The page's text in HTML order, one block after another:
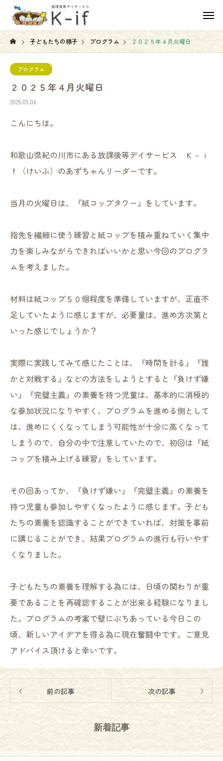
子どもたちの様子 プログラム ２０２５年４月火曜日
プログラム
２０２５年４月火曜日
2025.05.06
こんにちは。
和歌山県紀の川市にある放課後等デイサービス Ｋ－ｉ
ｆ（けいふ）のあずちゃんリーダーです。
当月の火曜日は、『紙コップタワー』をしています。
指先を繊細に使う練習と紙コップを積み重ねていく集中
力を楽しみながらできればいいかと思い今回のプログラ
ムを考えました。
材料は紙コップ５０個程度を準備していますが、正直不
足していたように感じますが、必要量は、進め方次第と
いった感じでしょうか？
実際に実践してみて感じたことは、『時間を計る』『誰
かと対戦する』などの方法をしようとすると『負けず嫌
い』『完璧主義』の素養を持つ児童は、基本的に消極的
な参加状況になりやすく、プログラムを進める側として
は、進めにくくなってしまう可能性が十分に高くなって
しまうので、自分の中で注意していたので、初回は『紙
コップを積み上げる練習』をしています。
その回あってか、『負けず嫌い』『完璧主義』の素養を
持つ児童も参加しやすくなったように感じます。子ども
たちの素養を認識することができていれば、対策を事前
に講じることができ、結果プログラムの進行も行いやす
くなりました。
子どもたちの素養を理解する為には、日頃の関わりが重
要であることを再確認することが出来る経験になりまし
た。プログラムの考案で壁にぶちあっている今日この
頃、新しいアイデアを得る為に現在奮闘中です。ご意見
アドバイス頂けると幸いです。
前の記事 次の記事
新着記事